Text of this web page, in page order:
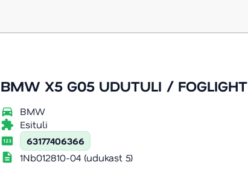
BMW X5 G05 UDUTULI / FOGLIGHT
directions_car BMW
extension Esituli
pin 63177406366
description 1Nb012810-04 (udukast 5)